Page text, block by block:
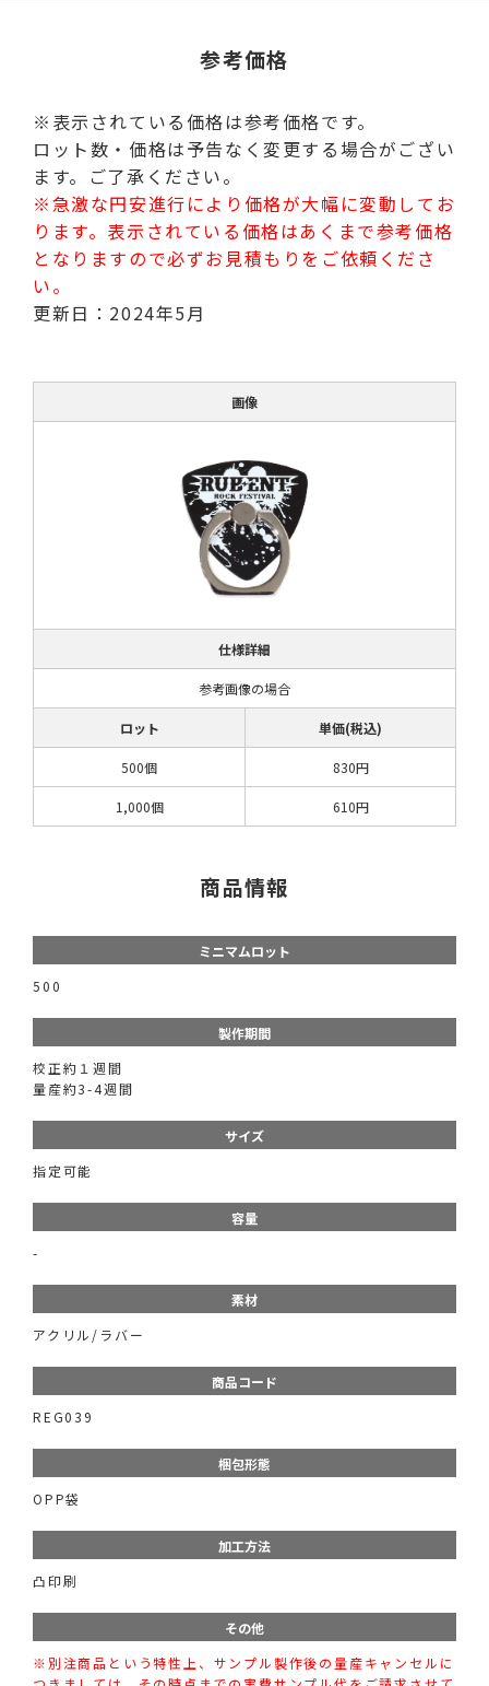
参考価格
※表示されている価格は参考価格です。
ロット数・価格は予告なく変更する場合がござい
ます。ご了承ください。
※急激な円安進行により価格が大幅に変動してお
ります。表示されている価格はあくまで参考価格
となりますので必ずお見積もりをご依頼くださ
い。
更新日：2024年5月
画像
仕様詳細
参考画像の場合
ロット 単価(税込)
500個 830円
1,000個 610円
商品情報
ミニマムロット
500
製作期間
校正約１週間
量産約3-4週間
サイズ
指定可能
容量
-
素材
アクリル/ラバー
商品コード
REG039
梱包形態
OPP袋
加工方法
凸印刷
その他
※別注商品という特性上、サンプル製作後の量産キャンセルに